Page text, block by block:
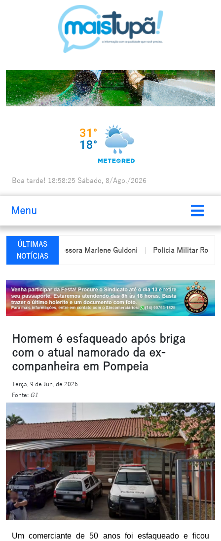
Boa tarde! 18:58:26 Sábado, 8/Ago./2026
Menu
ÚLTIMAS
NOTÍCIAS
da professora Marlene Guldoni Polícia Militar Rodoviária
Homem é esfaqueado após briga
com o atual namorado da ex-
companheira em Pompeia
Terça, 9 de Jun. de 2026
Fonte: G1
Um comerciante de 50 anos foi esfaqueado e ficou